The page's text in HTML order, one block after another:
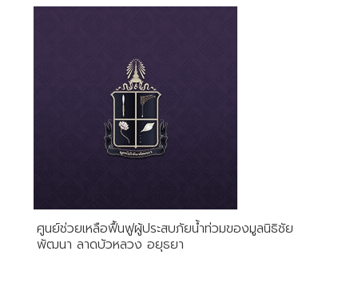
ศูนย์ช่วยเหลือฟื้นฟูผู้ประสบภัยน้ำท่วมของมูลนิธิชัย
พัฒนา ลาดบัวหลวง อยุธยา